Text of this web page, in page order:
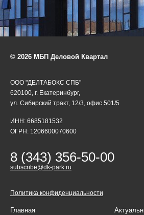
© 2026 МБП Деловой Квартал
ООО "ДЕЛТАБОКС СПБ"
620100, г. Екатеринбург,
ул. Сибирский тракт, 12/3, офис 501/5
ИНН: 6685181532
ОГРН: 1206600070600
8 (343) 356-50-00
subscribe@dk-park.ru
Политика конфиденциальности
Главная